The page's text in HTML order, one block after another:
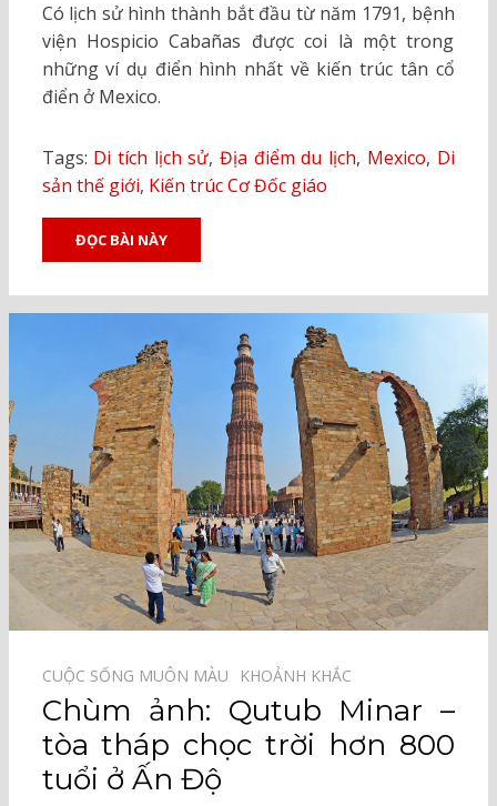
Có lịch sử hình thành bắt đầu từ năm 1791, bệnh
viện Hospicio Cabañas được coi là một trong
những ví dụ điển hình nhất về kiến ​​trúc tân cổ
điển ở Mexico.
Tags: Di tích lịch sử,Địa điểm du lịch, Mexico, Di
sản thế giới, Kiến trúc Cơ Đốc giáo
ĐỌC BÀI NÀY
CUỘC SỐNG MUÔN MÀU⠀ KHOẢNH KHẮC⠀
Chùm ảnh: Qutub Minar –
tòa tháp chọc trời hơn 800
tuổi ở Ấn Độ